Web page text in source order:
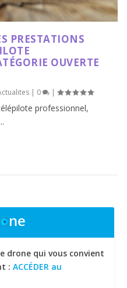
PRESTATIONS
OUVERTE
| 0 |
professionnel,
drone qui vous convient
:ACCÉDER au